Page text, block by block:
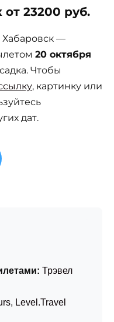
23200 руб.
—
20 октября
Чтобы
, картинку или
дат.
Трэвел
, Level.Travel